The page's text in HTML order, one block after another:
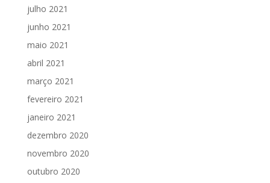
julho 2021
junho 2021
maio 2021
abril 2021
março 2021
fevereiro 2021
janeiro 2021
dezembro 2020
novembro 2020
outubro 2020